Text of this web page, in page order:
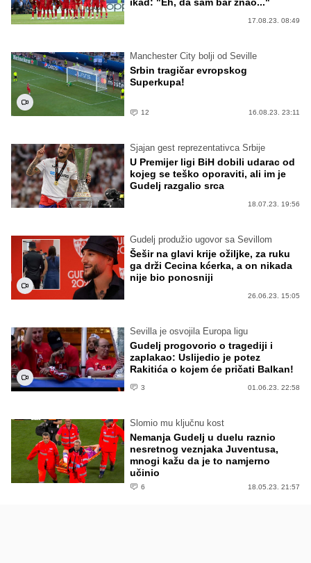
17.08.23. 08:49
Manchester City bolji od Seville
Srbin tragičar evropskog
Superkupa!
12 16.08.23. 23:11
Sjajan gest reprezentativca Srbije
U Premijer ligi BiH dobili udarac od
kojeg se teško oporaviti, ali im je
Gudelj razgalio srca
18.07.23. 19:56
Gudelj produžio ugovor sa Sevillom
Šešir na glavi krije ožiljke, za ruku
ga drži Cecina kćerka, a on nikada
nije bio ponosniji
26.06.23. 15:05
Sevilla je osvojila Europa ligu
Gudelj progovorio o tragediji i
zaplakao: Uslijedio je potez
Rakitića o kojem će pričati Balkan!
3 01.06.23. 22:58
Slomio mu ključnu kost
Nemanja Gudelj u duelu raznio
nesretnog veznjaka Juventusa,
mnogi kažu da je to namjerno
učinio
6 18.05.23. 21:57